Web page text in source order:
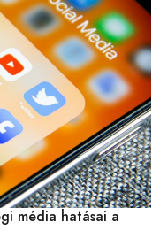
média hatásai a